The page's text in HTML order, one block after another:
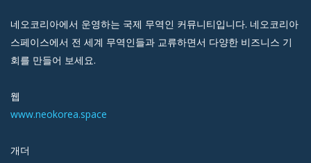
네오코리아에서 운영하는 국제 무역인 커뮤니티입니다. 네오코리아
스페이스에서 전 세계 무역인들과 교류하면서 다양한 비즈니스 기
회를 만들어 보세요.
웹
www.neokorea.space
개더